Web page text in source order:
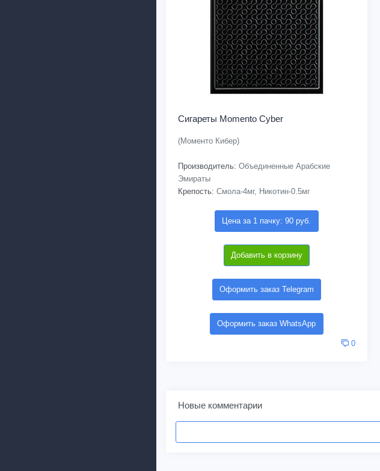
Сигареты Momento Cyber
(Моменто Кибер)
Производитель: Объединенные Арабские
Эмираты
Крепость: Смола-4мг, Никотин-0.5мг
Цена за 1 пачку: 90 руб.
Добавить в корзину
Оформить заказ Telegram
Оформить заказ WhatsApp
0
Новые комментарии